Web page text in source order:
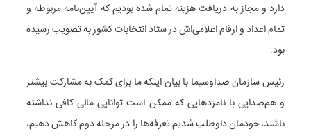
دارد و مجاز به دریافت هزینه تمام شده بودیم که آیین‌نامه مربوطه و
تمام اعداد و ارقام اعلامی‌اش در ستاد انتخابات کشور به تصویب رسیده
بود.
رئیس سازمان صداوسیما با بیان اینکه ما برای کمک به مشارکت بیشتر
و هم‌صدایی با نامزدهایی که ممکن است توانایی مالی کافی نداشته
باشند، خودمان داوطلب شدیم تعرفه‌ها را در مرحله دوم کاهش دهیم،